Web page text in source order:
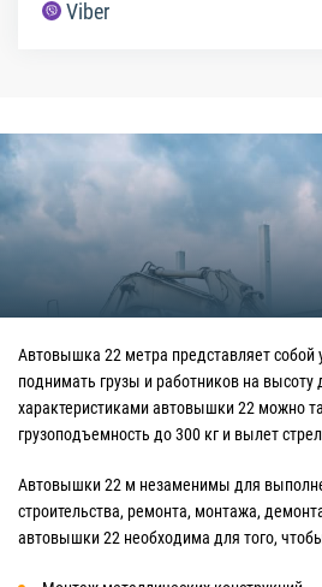
Viber
Автовышка 22 метра представляет собой
поднимать грузы и работников на
характеристиками автовышки 22 можно
грузоподъемность до 300 кг и вылет
Автовышки 22 м незаменимы для
строительства, ремонта, монтажа,
автовышки 22 необходима для того,